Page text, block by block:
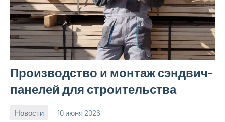
Производство и монтаж сэндвич-
панелей для строительства
Новости 10 июня 2026